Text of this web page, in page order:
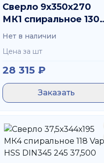
Сверло 9х350х270
МК1 спиральное 130
GT100 азот.лент. HSS
Нет в наличии
Цена за шт
28 315 ₽
Заказать